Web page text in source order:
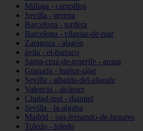
Málaga - campillos
Sevilla - gerena
Barcelona - tordera
Barcelona - vilassar-de-mar
Zaragoza - alagón
ávila - el-barraco
Santa-cruz-de-tenerife - arona
Granada - huétor-tájar
Sevilla - albaida-del-aljarafe
Valencia - alcàsser
Ciudad-real - daimiel
Sevilla - la-algaba
Madrid - san-fernando-de-henares
Toledo - toledo